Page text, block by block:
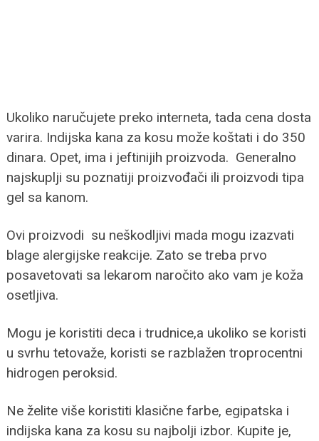
Ukoliko naručujete preko interneta, tada cena dosta
varira. Indijska kana za kosu može koštati i do 350
dinara. Opet, ima i jeftinijih proizvoda. Generalno
najskuplji su poznatiji proizvođači ili proizvodi tipa
gel sa kanom.
Ovi proizvodi su neškodljivi mada mogu izazvati
blage alergijske reakcije. Zato se treba prvo
posavetovati sa lekarom naročito ako vam je koža
osetljiva.
Mogu je koristiti deca i trudnice,a ukoliko se koristi
u svrhu tetovaže, koristi se razblažen troprocentni
hidrogen peroksid.
Ne želite više koristiti klasične farbe, egipatska i
indijska kana za kosu su najbolji izbor. Kupite je,